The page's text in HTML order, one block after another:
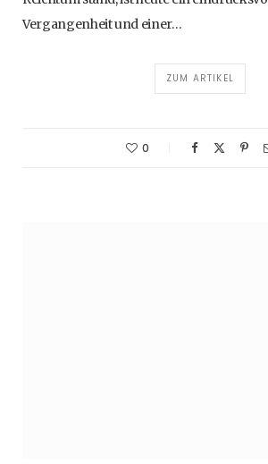
Vergangenheit und einer…
ZUM ARTIKEL
0